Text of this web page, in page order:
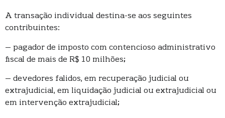
A transação individual destina-se aos seguintes
contribuintes:
– pagador de imposto com contencioso administrativo
fiscal de mais de R$ 10 milhões;
– devedores falidos, em recuperação judicial ou
extrajudicial, em liquidação judicial ou extrajudicial ou
em intervenção extrajudicial;